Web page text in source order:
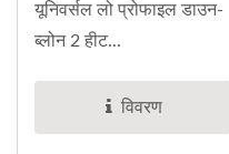
यूनिवर्सल लो प्रोफाइल डाउन-
ब्लोन 2 हीट...
विवरण